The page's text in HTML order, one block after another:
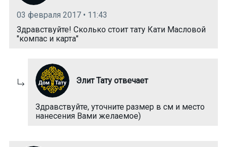
03 февраля 2017 • 11:43
Здравствуйте! Сколько стоит тату Кати Масловой
"компас и карта"
Элит Тату отвечает
Здравствуйте, уточните размер в см и место
нанесения Вами желаемое)